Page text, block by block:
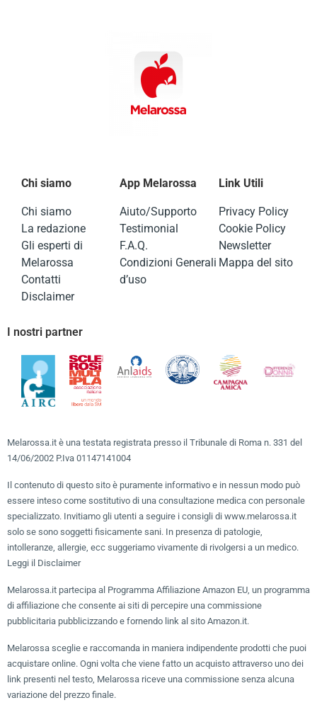
Chi siamo
Chi siamo
La redazione
Gli esperti di
Melarossa
Contatti
Disclaimer
App Melarossa
Aiuto/Supporto
Testimonial
F.A.Q.
Condizioni Generali
d’uso
Link Utili
Privacy Policy
Cookie Policy
Newsletter
Mappa del sito
I nostri partner
Melarossa.it è una testata registrata presso il Tribunale di Roma n. 331 del
14/06/2002 P.Iva 01147141004
Il contenuto di questo sito è puramente informativo e in nessun modo può
essere inteso come sostitutivo di una consultazione medica con personale
specializzato. Invitiamo gli utenti a seguire i consigli di www.melarossa.it
solo se sono soggetti fisicamente sani. In presenza di patologie,
intolleranze, allergie, ecc suggeriamo vivamente di rivolgersi a un medico.
Leggi il Disclaimer
Melarossa.it partecipa al Programma Affiliazione Amazon EU, un programma
di affiliazione che consente ai siti di percepire una commissione
pubblicitaria pubblicizzando e fornendo link al sito Amazon.it.
Melarossa sceglie e raccomanda in maniera indipendente prodotti che puoi
acquistare online. Ogni volta che viene fatto un acquisto attraverso uno dei
link presenti nel testo, Melarossa riceve una commissione senza alcuna
variazione del prezzo finale.